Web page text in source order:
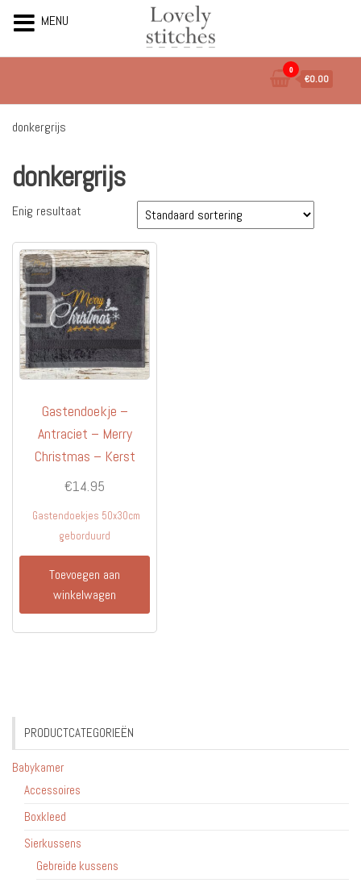
de
inhoud
0
€0.00
donkergrijs
donkergrijs
Enig resultaat
Gastendoekje –
Antraciet – Merry
Christmas – Kerst
€14.95
Gastendoekjes 50x30cm
geborduurd
Toevoegen aan
winkelwagen
PRODUCTCATEGORIEËN
Babykamer
Accessoires
Boxkleed
Sierkussens
Gebreide kussens
MENU